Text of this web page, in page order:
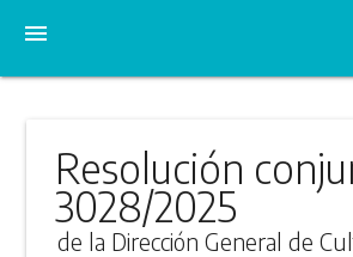
menu
Resolución
3028/2025
de la Dirección General de